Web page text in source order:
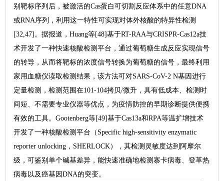
别靶标序列后，被激活的Cas蛋白可切割反应体系中的任意DNA
或RNA序列，利用这一特性可实现对体外核酸的特异性检测
[32,47]。据报道，Huang等[48]基于RT-RAA与CRISPR-Cas12a技
术开发了一种快速核酸检测平台，通过葡萄糖生成反应实现信号
的转导，从而将靶标的浓度信号转换为葡萄糖的信号，最终利用
家用血糖仪读取检测结果，该方法可对SARS-CoV-2 N基因进行
定量检测，检测范围在101-104拷贝/微升，具有低成本、检测时
间短、不需要专业仪器等优点，为疫情防控的早期诊断提供便携
有效的工具。Gootenberg等[49]基于Cas13a和RPA等温扩增技术
开发了一种核酸检测平台（Specific high-sensitivity enzymatic
reporter unlocking，SHERLOCK），其检测灵敏度达到阿摩尔
级，可鉴别单个碱基差异，能快速准确地检测寨卡病毒、登革热
病毒以及癌基因DNA的突变。